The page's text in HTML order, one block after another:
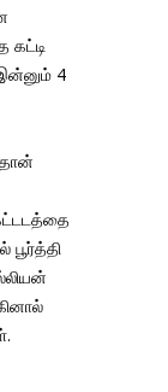
கட்டி
4
தான்
பூர்த்தி